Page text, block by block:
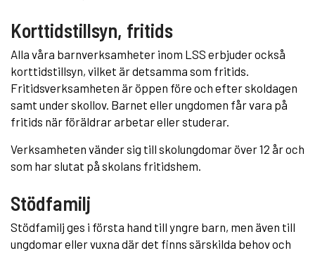
Korttidstillsyn, fritids
Alla våra barnverksamheter inom LSS erbjuder också
korttidstillsyn, vilket är detsamma som fritids.
Fritidsverksamheten är öppen före och efter skoldagen
samt under skollov. Barnet eller ungdomen får vara på
fritids när föräldrar arbetar eller studerar.
Verksamheten vänder sig till skolungdomar över 12 år och
som har slutat på skolans fritidshem.
Stödfamilj
Stödfamilj ges i första hand till yngre barn, men även till
ungdomar eller vuxna där det finns särskilda behov och